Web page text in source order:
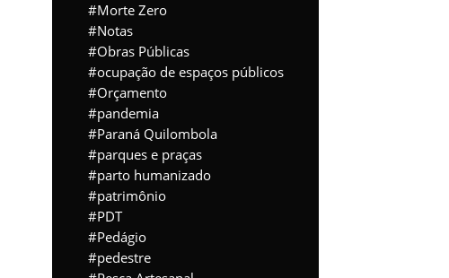
Morte Zero
Notas
Obras Públicas
ocupação de espaços públicos
Orçamento
pandemia
Paraná Quilombola
parques e praças
parto humanizado
patrimônio
PDT
Pedágio
pedestre